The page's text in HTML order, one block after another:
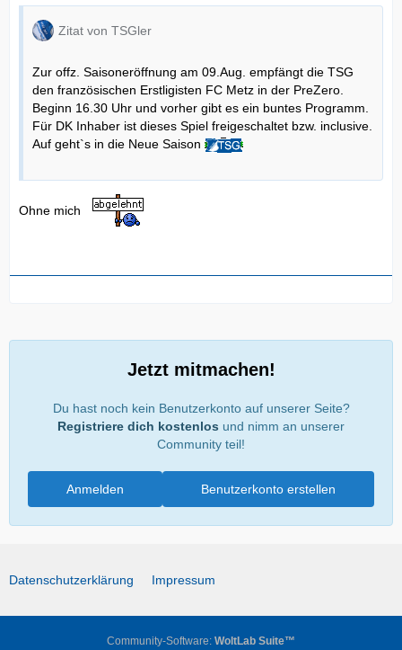
Zitat von TSGler
Zur offz. Saisoneröffnung am 09.Aug. empfängt die TSG
den französischen Erstligisten FC Metz in der PreZero.
Beginn 16.30 Uhr und vorher gibt es ein buntes Programm.
Für DK Inhaber ist dieses Spiel freigeschaltet bzw. inclusive.
Auf geht`s in die Neue Saison
Ohne mich
Jetzt mitmachen!
Du hast noch kein Benutzerkonto auf unserer Seite?
Registriere dich kostenlos und nimm an unserer
Community teil!
Benutzerkonto erstellen
Anmelden
Datenschutzerklärung Impressum
Community-Software: WoltLab Suite™